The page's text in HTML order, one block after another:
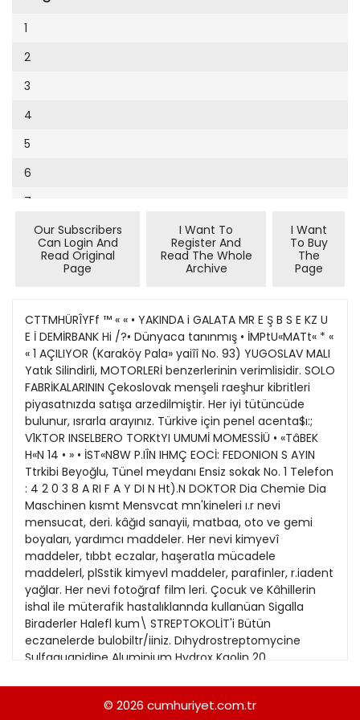
Cumhuriyet Sağlıklı Beslenme
Cumhuriyet Sokak
Cumhuriyet Spor
Cumhuriyet Strateji
Cumhuriyet Tarım
Cumhuriyet Yılbaşı
Çerçeve Eki
Dergi Eki
Ekonomi Eki
Evleniyoruz
Güney Dogu
Kitap Eki
Özel Ekler
Özel Okullar
Sevgililer Günü
Siyaset Eki
Sürdürülebilir yaşam
Turizm Eki
Yerel Yönetimler
1994
1991
1990
1989
1988
1987
1986
1985
1984
1983
1982
1981
1980
9
10
11
12
13
14
15
16
19
20
21
22
23
24
26
27
28
29
30
31
1
2
3
4
5
6
7
Our Subscribers
Can Login And
Read Original
Page
I Want To
Register And
Read The Whole
Archive
I Want
To Buy
The
Page
CTTMHÜRÎYFf ™ « « • YAKINDA i GALATA MR E Ş B S E KZ U
E İ DEMİRBANK Hi /?• Dünyaca tanınmış • İMPtU«MATt« * «
« 1 AÇILIYOR (Karaköy Pala» yaiîî No. 93) YUGOSLAV MALI
Yatık Silindirli, MOTORLERİ benzerlerinin verimlisidir. SOLO
FABRİKALARININ Çekoslovak menşeli raeşhur kibritleri
piyasatnızda satışa arzedilmiştir. Her iyi tütüncüde
bulunur, ısrarla arayınız. Türkive için penel acenta$ı:;
V1KTOR INSELBERO TORKtYI UMUMİ MOMESSİÜ • «TâBEK
H«N 14 • » • İST«N8W P.IÎN IHMÇ EOCİ: FEDONION S AYIN
Ttrkibi Beyoğlu, Tünel meydanı Ensiz sokak No. 1 Telefon
: 4 2 0 3 8 A RI F A Y DI N Ht).N DOKTOR Dia Chemie Dia
Maschinen kısmt Mensvcat mn'kineleri ı.r nevi
mensucat, deri. kâğıd sanayii, matbaa, oto ve gemi
boyaları, yardımcı maddeler. Her nevi kimyevî
maddeler, tıbbt eczalar, haşeratla mücadele
maddelerl, plSstik kimyevl maddeler, parafinler, r.iadent
yağlar. Her nevi fotoğraf film leri. Çocuk ve Kâhillerin
ishal ile müterafik hastalıklannda kullanüan Sigalla
Biraderler Halefl kum\ STREPTOKOLİT'i Bütün
eczanelerde bulobiltr/iiniz. Dıhydrostreptomycine
Sulfaguanidine Aluminium Hydrox Kaolin 20
SİGALLA ve Ort. Kom. Ş»i. İstanbul. Tahtakale, Menaşe
Han 5254 Telefon: 23085 THETHREETREES MERKEZ
© 2026 cumhuriyet.com.tr